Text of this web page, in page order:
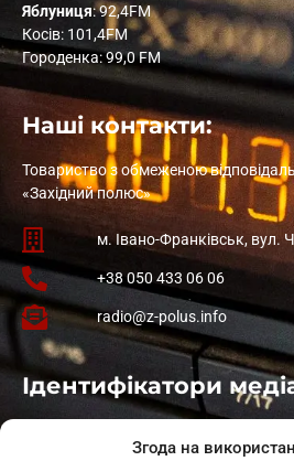
Згода на
Яблуниця: 92,4FM
Косів: 101,4FM
Городенка: 99,0 FM
Наші контакти:
Товариство з обмеженою
«Західний полюс»
м. Івано-Франківськ, вул.
+38 050 433 06 06
radio@z-polus.info
Ідентифікатори
: L11-01410